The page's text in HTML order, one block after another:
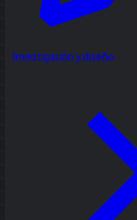
Investigación y diseño